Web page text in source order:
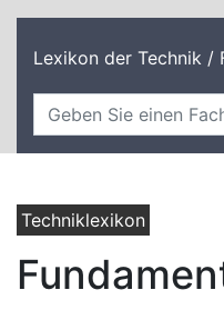
Lexikon der Technik /
Techniklexikon